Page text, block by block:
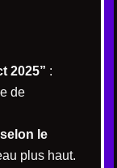
2025” :
de
le
plus haut.